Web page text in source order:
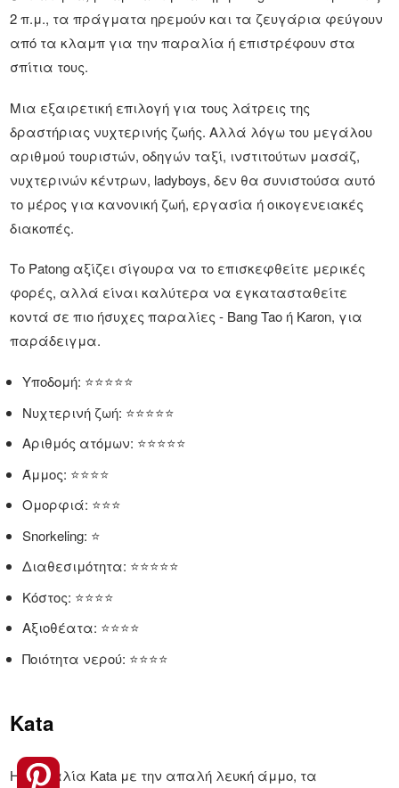
2 π.μ., τα πράγματα ηρεμούν και τα ζευγάρια φεύγουν
από τα κλαμπ για την παραλία ή επιστρέφουν στα
σπίτια τους.
Μια εξαιρετική επιλογή για τους λάτρεις της
δραστήριας νυχτερινής ζωής. Αλλά λόγω του μεγάλου
αριθμού τουριστών, οδηγών ταξί, ινστιτούτων μασάζ,
νυχτερινών κέντρων, ladyboys, δεν θα συνιστούσα αυτό
το μέρος για κανονική ζωή, εργασία ή οικογενειακές
διακοπές.
Το Patong αξίζει σίγουρα να το επισκεφθείτε μερικές
φορές, αλλά είναι καλύτερα να εγκατασταθείτε
κοντά σε πιο ήσυχες παραλίες - Bang Tao ή Karon, για
παράδειγμα.
Υποδομή: ⭐⭐⭐⭐⭐
Νυχτερινή ζωή: ⭐⭐⭐⭐⭐
Αριθμός ατόμων: ⭐⭐⭐⭐⭐
Άμμος: ⭐⭐⭐⭐
Ομορφιά: ⭐⭐⭐
Snorkeling: ⭐
Διαθεσιμότητα: ⭐⭐⭐⭐⭐
Κόστος: ⭐⭐⭐⭐
Αξιοθέατα: ⭐⭐⭐⭐
Ποιότητα νερού: ⭐⭐⭐⭐
Kata
Η παραλία Kata με την απαλή λευκή άμμο, τα